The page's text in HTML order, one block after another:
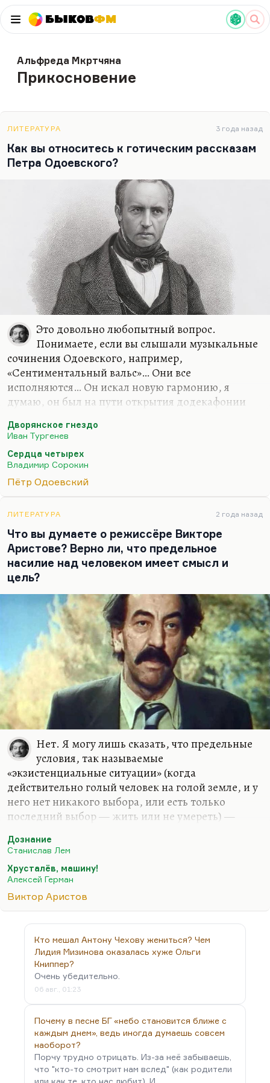
БыковФМ
Альфреда Мкртчяна
Прикосновение
ЛИТЕРАТУРА 3 года назад
Как вы относитесь к готическим рассказам
Петра Одоевского?
Это довольно любопытный вопрос.
Понимаете, если вы слышали музыкальные
сочинения Одоевского, например,
«Сентиментальный вальс»… Они все
исполняются… Он искал новую гармонию, я
думаю, он был на пути открытия додекафонии
новых средств выразительности, он даже создал
собственный рояль. Он называл его
энгармоническим клавесином, хотя это был не
клавесин, а это был обычный рояль, просто с
большим количеством тонов, с большим
что ли, не 12 звуков было, а 19. Я мало что
понимаю в этой системе. Но сам Одоевский
говорил, что музыка – дочь математики. При
попытке записать народные песни он столкнулся
с нотами,…
Дворянское гнездо
Иван Тургенев
Сердца четырех
Владимир Сорокин
Пётр Одоевский
ЛИТЕРАТУРА 2 года назад
Что вы думаете о режиссёре Викторе
Аристове? Верно ли, что предельное
насилие над человеком имеет смысл и
цель?
Нет. Я могу лишь сказать, что предельные
условия, так называемые
«экзистенциальные ситуации» (когда
действительно голый человек на голой земле, и у
него нет никакого выбора, или есть только
последний выбор — жить или не умереть) —
безусловно. Я не могу никого призвать к
созданию таких ситуаций для себя и ближних.
Я не думаю как раз, что тема Аристова — вот это.
Аристов был очень хороший режиссёр. Мне очень
нравится его картина «Дожди в океане», которую
пришлось за него заканчивать другому. Конечно,
«Порох» — замечательное кино абсолютно. Очень
интересной была картина… кажется, «Потоп» она
называлась — про то, как…
Дознание
Станислав Лем
Хрусталёв, машину!
Алексей Герман
Виктор Аристов
Кто мешал Антону Чехову жениться? Чем
Лидия Мизинова оказалась хуже Ольги
Книппер?
Очень убедительно.
06 авг., 01:23
Почему в песне БГ «небо становится ближе с
каждым днем», ведь иногда думаешь совсем
наоборот?
Порчу трудно отрицать. Из-за неё забываешь,
что "кто-то смотрит нам вслед" (как родители
или как те, кто нас любит). И…